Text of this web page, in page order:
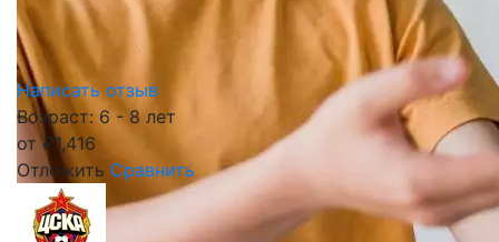
Написать отзыв
Возраст: 6 - 8 лет
от₽1,416
Отложить Сравнить